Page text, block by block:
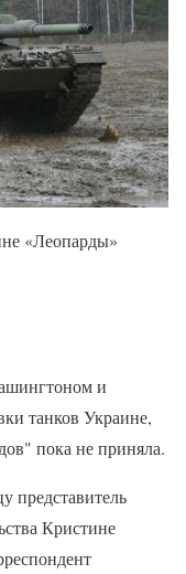
«Леопарды»
и
танков Украине,
пока не приняла.
представитель
Кристине